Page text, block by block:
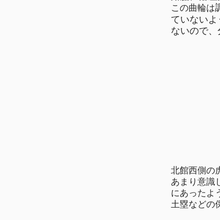
この曲輪は
ていない
ないので
北館西側の
あまり意識
にあったよ
土塁などの